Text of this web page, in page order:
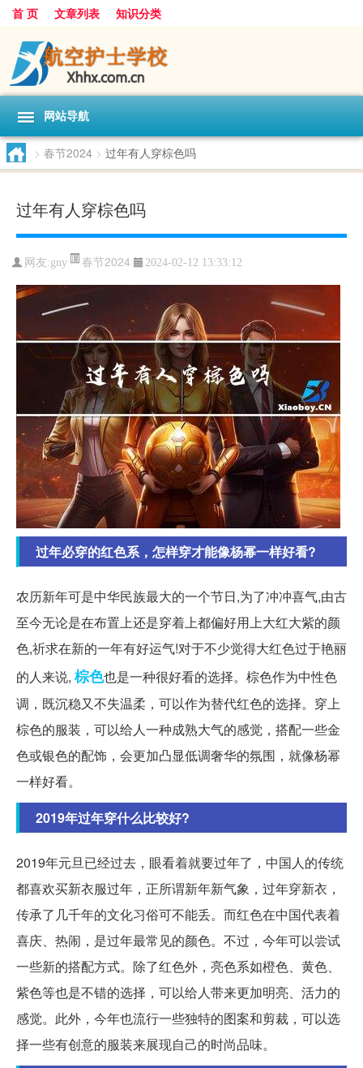
首 页 文章列表 知识分类
网站导航
> 春节2024 > 过年有人穿棕色吗
过年有人穿棕色吗
网友:gny 春节2024 2024-02-12 13:33:12
过年必穿的红色系，怎样穿才能像杨幂一样好看?
农历新年可是中华民族最大的一个节日,为了冲冲喜气,由古
至今无论是在布置上还是穿着上都偏好用上大红大紫的颜
色,祈求在新的一年有好运气!对于不少觉得大红色过于艳丽
的人来说, 棕色也是一种很好看的选择。棕色作为中性色
调，既沉稳又不失温柔，可以作为替代红色的选择。穿上
棕色的服装，可以给人一种成熟大气的感觉，搭配一些金
色或银色的配饰，会更加凸显低调奢华的氛围，就像杨幂
一样好看。
2019年过年穿什么比较好?
2019年元旦已经过去，眼看着就要过年了，中国人的传统
都喜欢买新衣服过年，正所谓新年新气象，过年穿新衣，
传承了几千年的文化习俗可不能丢。而红色在中国代表着
喜庆、热闹，是过年最常见的颜色。不过，今年可以尝试
一些新的搭配方式。除了红色外，亮色系如橙色、黄色、
紫色等也是不错的选择，可以给人带来更加明亮、活力的
感觉。此外，今年也流行一些独特的图案和剪裁，可以选
择一些有创意的服装来展现自己的时尚品味。